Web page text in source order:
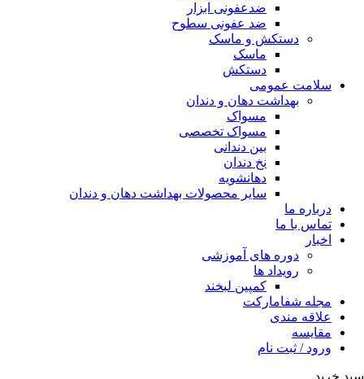
ضدعفونی ابزار
ضد عفونی سطوح
دستکش و ماسک
ماسک
دستکش
سلامت عمومی
بهداشت دهان و دندان
مسواک
مسواک تخصصی
بین دندانی
نخ دندان
دهانشویه
سایر محصولات بهداشت دهان و دندان
درباره ما
تماس با ما
اخبار
دوره های آموزشی
رویداد ها
کمپین لبخند
مجله شفامارکت
علاقه مندی
مقایسه
ورود / ثبت نام
سبد خرید